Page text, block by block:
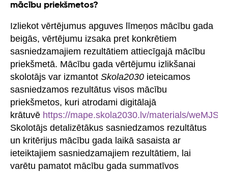
mācību priekšmetos?
Izliekot vērtējumus apguves līmeņos mācību gada
beigās, vērtējumu izsaka pret konkrētiem
sasniedzamajiem rezultātiem attiecīgajā mācību
priekšmetā. Mācību gada vērtējumu izlikšanai
skolotājs var izmantot Skola2030 ieteicamos
sasniedzamos rezultātus visos mācību
priekšmetos, kuri atrodami digitālajā
krātuvē https://mape.skola2030.lv/materials/
Skolotājs detalizētākus sasniedzamos rezultātus
un kritērijus mācību gada laikā sasaista ar
ieteiktajiem sasniedzamajiem rezultātiem, lai
varētu pamatot mācību gada summatīvos